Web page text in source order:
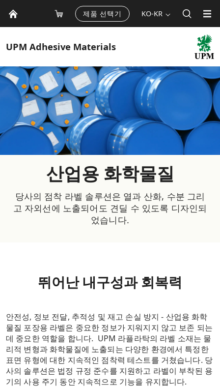
제품 선택기 KO-KR
UPM Adhesive Materials
산업용 화학물질
당사의 점착 라벨 솔루션은 열과 산화, 수분 그리
고 자외선에 노출되어도 견딜 수 있도록 디자인되
었습니다.
뛰어난 내구성과 회복력
안전성, 정보 전달, 추적성 및 재고 손실 방지 - 산업용 화학
물질 포장용 라벨은 중요한 정보가 지워지지 않고 보존 되는
데 중요한 역할을 합니다. UPM 라플라탁의 라벨 소재는 물
리적 변형과 화학물질에 노출되는 다양한 환경에서 특정한
표면 유형에 대한 지속적인 점착력 테스트를 거쳤습니다. 당
사의 솔루션은 법정 규정 준수를 지원하고 라벨이 부착된 용
기의 사용 주기 동안 지속적으로 기능을 유지합니다.